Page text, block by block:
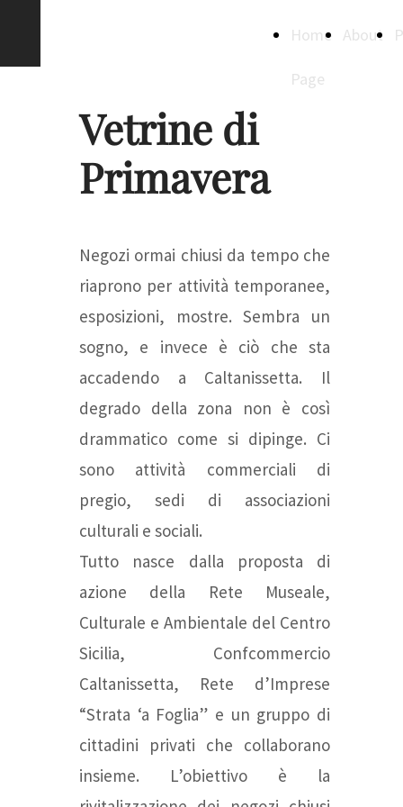
Home
Page
About
Vetrine di
Primavera
Negozi ormai chiusi da tempo che
riaprono per attività temporanee,
esposizioni, mostre. Sembra un
sogno, e invece è ciò che sta
accadendo a Caltanissetta. Il
degrado della zona non è così
drammatico come si dipinge. Ci
sono attività commerciali di
pregio, sedi di associazioni
culturali e sociali.
Tutto nasce dalla proposta di
azione della Rete Museale,
Culturale e Ambientale del Centro
Sicilia, Confcommercio
Caltanissetta, Rete d’Imprese
“Strata ‘a Foglia” e un gruppo di
cittadini privati che collaborano
insieme. L’obiettivo è la